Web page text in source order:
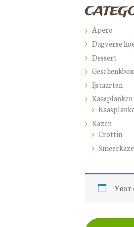
Apero
Dagverse
Dessert
Ijstaarten
Kaasplanken
Kazen
Crottin
Your